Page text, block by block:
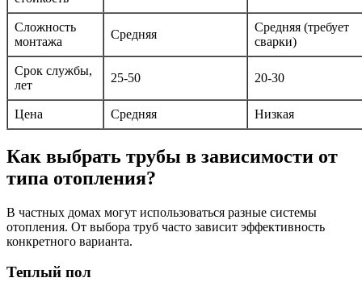
Сложность
монтажа
Средняя
Средняя (требует
сварки)
Срок службы,
лет
25-50 20-30
Цена Средняя Низкая
Как выбрать трубы в зависимости от
типа отопления?
В частных домах могут использоваться разные системы
отопления. От выбора труб часто зависит эффективность
конкретного варианта.
Теплый пол